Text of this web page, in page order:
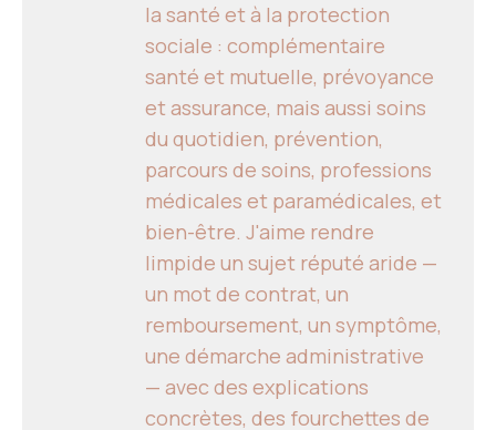
la santé et à la protection
sociale : complémentaire
santé et mutuelle, prévoyance
et assurance, mais aussi soins
du quotidien, prévention,
parcours de soins, professions
médicales et paramédicales, et
bien-être. J'aime rendre
limpide un sujet réputé aride —
un mot de contrat, un
remboursement, un symptôme,
une démarche administrative
— avec des explications
concrètes, des fourchettes de